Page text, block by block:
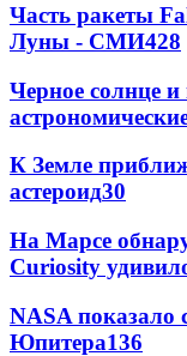
Часть ракеты
Луны - СМИ428
Черное солнце
К Земле
астероид30
На Марсе
Curiosity
NASA показало
Юпитера136